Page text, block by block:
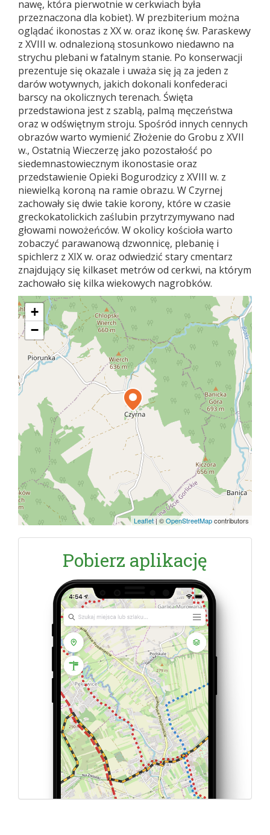
nawę, która pierwotnie w cerkwiach była
przeznaczona dla kobiet). W prezbiterium można
oglądać ikonostas z XX w. oraz ikonę św. Paraskewy
z XVIII w. odnalezioną stosunkowo niedawno na
strychu plebani w fatalnym stanie. Po konserwacji
prezentuje się okazale i uważa się ją za jeden z
darów wotywnych, jakich dokonali konfederaci
barscy na okolicznych terenach. Święta
przedstawiona jest z szablą, palmą męczeństwa
oraz w odświętnym stroju. Spośród innych cennych
obrazów warto wymienić Złożenie do Grobu z XVII
w., Ostatnią Wieczerzę jako pozostałość po
siedemnastowiecznym ikonostasie oraz
przedstawienie Opieki Bogurodzicy z XVIII w. z
niewielką koroną na ramie obrazu. W Czyrnej
zachowały się dwie takie korony, które w czasie
greckokatolickich zaślubin przytrzymywano nad
głowami nowożeńców. W okolicy kościoła warto
zobaczyć parawanową dzwonnicę, plebanię i
spichlerz z XIX w. oraz odwiedzić stary cmentarz
znajdujący się kilkaset metrów od cerkwi, na którym
zachowało się kilka wiekowych nagrobków.
+
−
Leaflet|©OpenStreetMapcontributors
Pobierz aplikację